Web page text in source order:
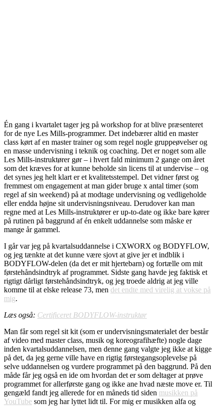
Én gang i kvartalet tager jeg på workshop for at blive præsenteret
for de nye Les Mills-programmer. Det indebærer altid en master
class kørt af en master trainer og som regel nogle gruppeøvelser og
en masse undervisning i teknik og coaching. Det er noget som alle
Les Mills-instruktører gør – i hvert fald minimum 2 gange om året
som det kræves for at kunne beholde sin licens til at undervise – og
det synes jeg helt klart er et kvalitetsstempel. Det vidner først og
fremmest om engagement at man gider bruge x antal timer (som
regel af sin weekend) på at modtage undervisning og vedligeholde
eller endda højne sit undervisningsniveau. Derudover kan man
regne med at Les Mills-instruktører er up-to-date og ikke bare kører
på rutinen på baggrund af én enkelt uddannelse som måske er
mange år gammel.
I går var jeg på kvartalsuddannelse i CXWORX og BODYFLOW,
og jeg tænkte at det kunne være sjovt at give jer et indblik i
BODYFLOW-delen (da det er mit hjertebarn) og fortælle om mit
førstehåndsindtryk af programmet. Sidste gang havde jeg faktisk et
rigtigt dårligt førstehåndsindtryk, og jeg troede aldrig at jeg ville
komme til at elske release 73, men det endte med virelig at vokse på
mig.
Læs også: Certificeret BODYFLOW-instruktør
Man får som regel sit kit (som er undervisningsmaterialet der består
af video med master class, musik og koreografihæfte) nogle dage
inden kvartalsuddannelsen, men denne gang valgte jeg ikke at kigge
på det, da jeg gerne ville have en rigtig førstegangsoplevelse på
selve uddannelsen og vurdere programmet på den baggrund. På den
måde får jeg også en ide om hvordan det er som deltager at prøve
programmet for allerførste gang og ikke ane hvad næste move er. Til
gengæld fandt jeg allerede for en måneds tid siden musikken på
YouTube som jeg har lyttet lidt til. For mig er musikken alfa og